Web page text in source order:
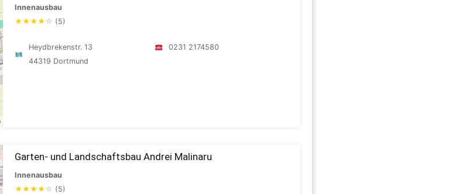
Innenausbau
★★★★ ☆ (5)
Heydbrekenstr. 13
44319 Dortmund
0231 2174580
Garten- und Landschaftsbau Andrei Malinaru
Innenausbau
★★★★ ☆ (5)